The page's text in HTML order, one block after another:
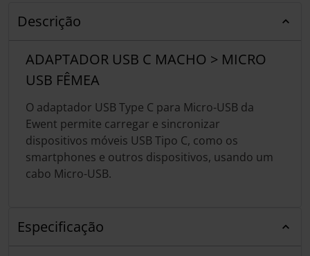
Descrição
ADAPTADOR USB C MACHO > MICRO
USB FÊMEA
O adaptador USB Type C para Micro-USB da
Ewent permite carregar e sincronizar
dispositivos móveis USB Tipo C, como os
smartphones e outros dispositivos, usando um
cabo Micro-USB.
Especificação